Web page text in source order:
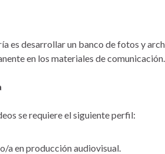
es desarrollar un banco de fotos y
en los materiales de comunicación.
se requiere el siguiente perfil:
a en producción audiovisual.